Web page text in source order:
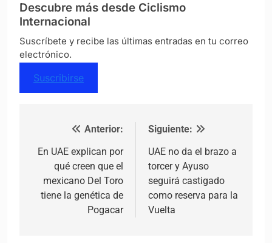
Descubre más desde Ciclismo
Internacional
Suscríbete y recibe las últimas entradas en tu correo
electrónico.
Suscribirse
Navegación de entradas
Anterior:
En UAE explican por
qué creen que el
mexicano Del Toro
tiene la genética de
Pogacar
Siguiente:
UAE no da el brazo a
torcer y Ayuso
seguirá castigado
como reserva para la
Vuelta